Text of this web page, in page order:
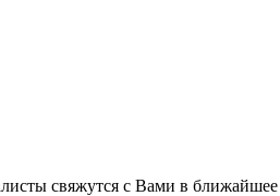
свяжутся с Вами в